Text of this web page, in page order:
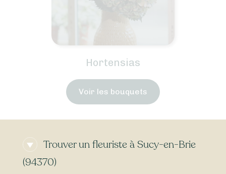
Trouver un fleuriste à Sucy-en-Brie
(94370)